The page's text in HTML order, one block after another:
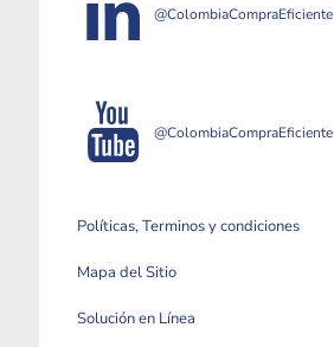
@ColombiaCompraEficiente
@ColombiaCompraEficiente
Políticas, Terminos y condiciones
Mapa del Sitio
Solución en Línea